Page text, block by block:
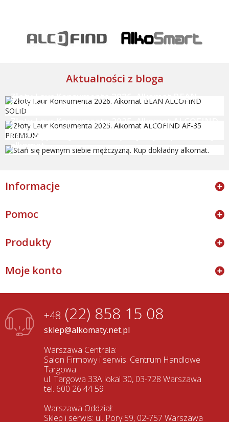
Aktualności z bloga
Złoty Laur Konsumenta 2026. Alkomat BEAN
ALCOFIND SOLID
Złoty Laur Konsumenta 2025. Alkomat ALCOFIND
AF-35 PREMIUM
Stań się pewnym siebie mężczyzną. Kup dokładny
alkomat.
Informacje
Pomoc
Produkty
Moje konto
+48 (22) 858 15 08
sklep@alkomaty.net.pl
Warszawa Centrala:
Salon Firmowy i serwis: Centrum Handlowe
Targowa
ul. Targowa 33A lokal 30, 03-728 Warszawa
tel. 600 26 44 59
Warszawa Oddział:
Sklep i serwis: ul. Pory 59, 02-757 Warszawa